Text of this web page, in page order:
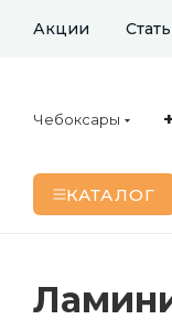
Акции
Чебоксары
КАТАЛОГ